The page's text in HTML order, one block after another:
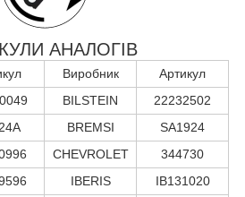
АНАЛОГІВ
Виробник
Артикул
BILSTEIN
22232502
BREMSI
SA1924
CHEVROLET
344730
IBERIS
IB131020